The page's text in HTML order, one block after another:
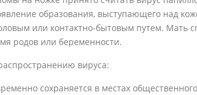
образования, выступающего над
или контактно-бытовым путем. Мать
родов или беременности.
вируса:
сохраняется в местах